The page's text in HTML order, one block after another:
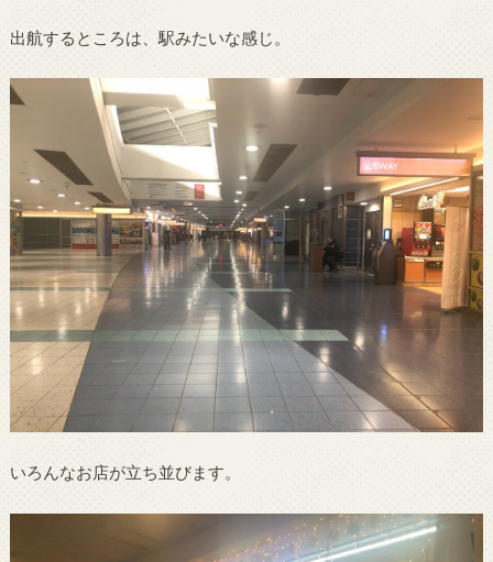
出航するところは、駅みたいな感じ。
いろんなお店が立ち並びます。